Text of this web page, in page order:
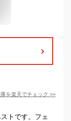
を楽天でチェック >>
トです。フェ